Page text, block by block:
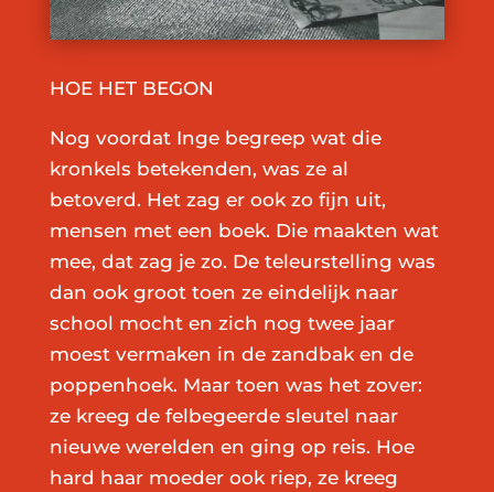
HOE HET BEGON
Nog voordat Inge begreep wat die
kronkels betekenden, was ze al
betoverd. Het zag er ook zo fijn uit,
mensen met een boek. Die maakten wat
mee, dat zag je zo. De teleurstelling was
dan ook groot toen ze eindelijk naar
school mocht en zich nog twee jaar
moest vermaken in de zandbak en de
poppenhoek. Maar toen was het zover:
ze kreeg de felbegeerde sleutel naar
nieuwe werelden en ging op reis. Hoe
hard haar moeder ook riep, ze kreeg